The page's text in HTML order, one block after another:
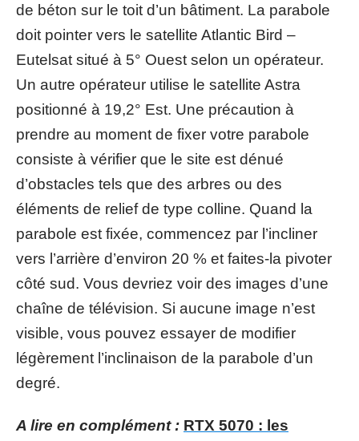
de béton sur le toit d’un bâtiment. La parabole
doit pointer vers le satellite Atlantic Bird –
Eutelsat situé à 5° Ouest selon un opérateur.
Un autre opérateur utilise le satellite Astra
positionné à 19,2° Est. Une précaution à
prendre au moment de fixer votre parabole
consiste à vérifier que le site est dénué
d’obstacles tels que des arbres ou des
éléments de relief de type colline. Quand la
parabole est fixée, commencez par l’incliner
vers l’arrière d’environ 20 % et faites-la pivoter
côté sud. Vous devriez voir des images d’une
chaîne de télévision. Si aucune image n’est
visible, vous pouvez essayer de modifier
légèrement l’inclinaison de la parabole d’un
degré.
A lire en complément : RTX 5070 : les